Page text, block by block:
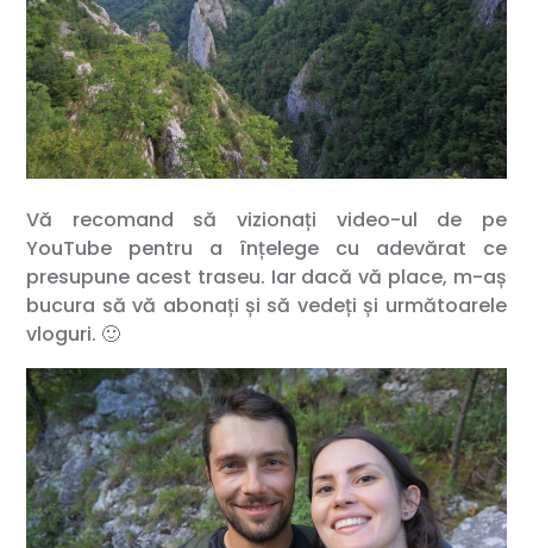
Vă recomand să vizionați video-ul de pe
YouTube pentru a înțelege cu adevărat ce
presupune acest traseu. Iar dacă vă place, m-aș
bucura să vă abonați și să vedeți și următoarele
vloguri. 🙂